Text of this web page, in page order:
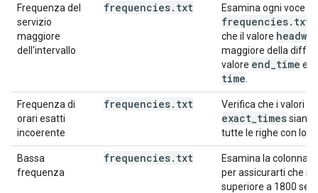
Frequenza del
servizio
maggiore
dell'intervallo
frequencies. txt Esamina ogni voce
frequencies. txt
che il valore headway
maggiore della
valore end time e il
time
Frequenza di
orari esatti
incoerente
frequencies. txt Verifica che i valori
exact timessiano
tutte le righe con lo
Bassa
frequenza
frequencies. txt Esamina la colonna
per assicurarti che il
superiore a 1800